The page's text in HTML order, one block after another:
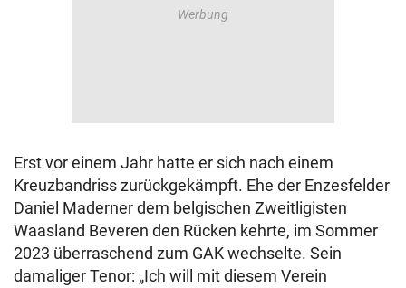
Erst vor einem Jahr hatte er sich nach einem
Kreuzbandriss zurückgekämpft. Ehe der Enzesfelder
Daniel Maderner dem belgischen Zweitligisten
Waasland Beveren den Rücken kehrte, im Sommer
2023 überraschend zum GAK wechselte. Sein
damaliger Tenor: „Ich will mit diesem Verein